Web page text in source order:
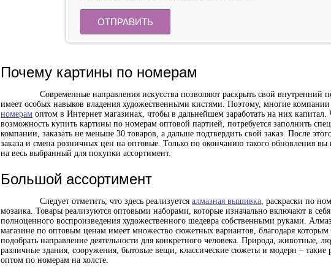
Почему картины по номерам
Современные направления искусства позволяют раскрыть свой внутренний
имеет особых навыков владения художественными кистями. Поэтому, многие
номерам оптом в Интернет магазинах, чтобы в дальнейшем заработать на них капитал.
возможность купить картины по номерам оптовой партией, потребуется заполнить
компании, заказать не меньше 30 товаров, а дальше подтвердить свой заказ. После
заказа и смена розничных цен на оптовые. Только по окончанию такого обновления
на весь выбранный для покупки ассортимент.
Большой ассортимент
Следует отметить, что здесь реализуется алмазная вышивка , раскраски по
мозаика. Товары реализуются оптовыми наборами, которые изначально включают в
полноценного воспроизведения художественного шедевра собственными руками.
магазине по оптовым ценам имеет множество сюжетных вариантов, благодаря
подобрать направление деятельности для конкретного человека. Природа, животные,
различные здания, сооружения, бытовые вещи, классические сюжеты и модерн – такие
оптом по номерам на холсте.